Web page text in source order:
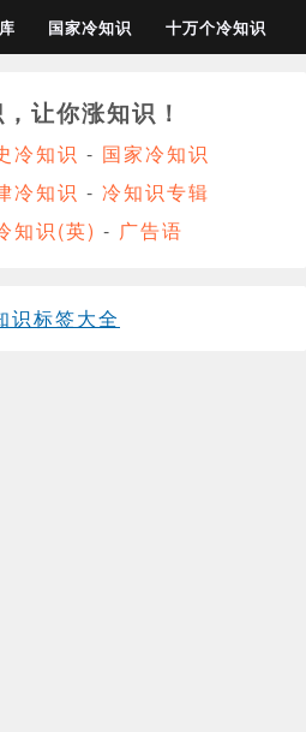
国家冷知识 十万个冷知识
让你涨知识！
冷知识 - 国家冷知识
冷知识 - 冷知识专辑
知识(英) - 广告语
识标签大全